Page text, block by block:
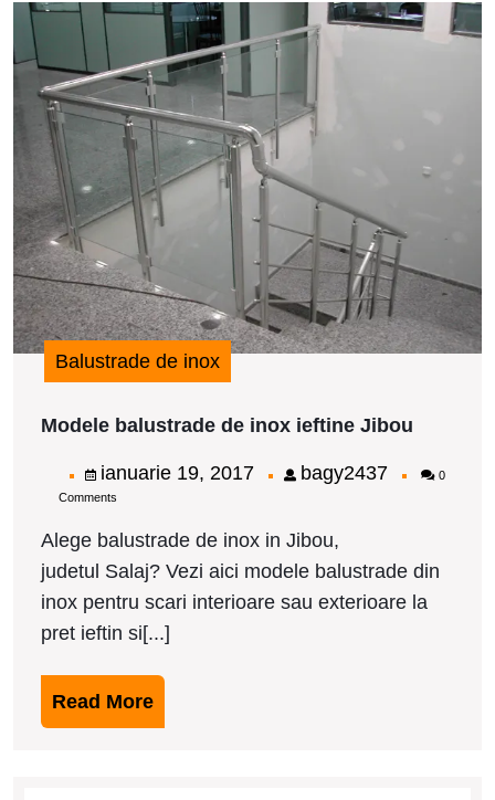
Balustrade de inox
Modele balustrade de inox ieftine Jibou
inox
ianuarie 19, 2017ianuarie
2017
bagy2437bagy2437
0
Comments
Alege balustrade de inox in Jibou,
judetul Salaj? Vezi aici modele balustrade din
inox pentru scari interioare sau exterioare la
pret ieftin si[...]
Read MoreRead
More